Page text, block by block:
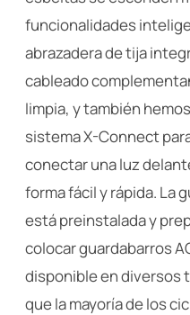
funcionalidades
abrazadera de tija
cableado
limpia, y también
sistema X-Connect
conectar una luz
forma fácil y rápida. La
está preinstalada y
colocar guardabarros
disponible en diversos
que la mayoría de los